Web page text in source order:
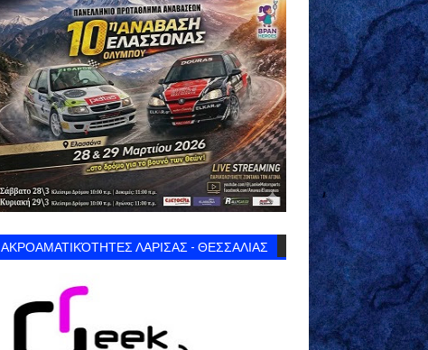
ΑΚΡΟΑΜΑΤΙΚΌΤΗΤΕΣ ΛΑΡΙΣΑΣ - ΘΕΣΣΑΛΙΑΣ